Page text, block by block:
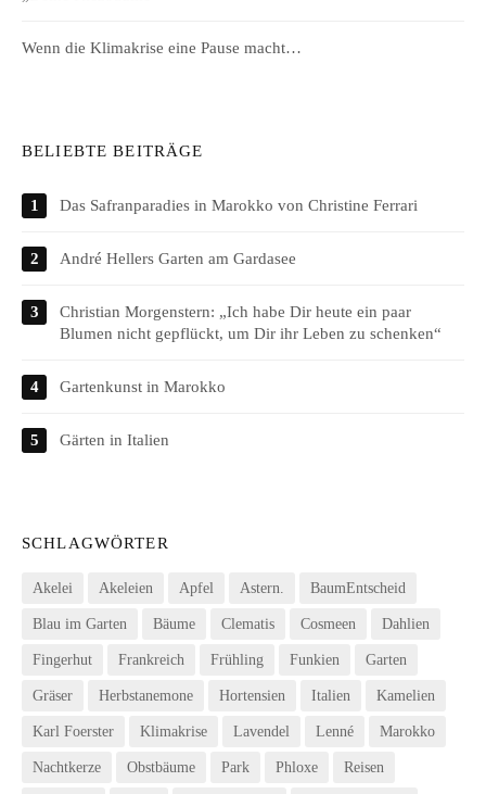
Wenn die Klimakrise eine Pause macht…
BELIEBTE BEITRÄGE
Das Safranparadies in Marokko von Christine Ferrari
André Hellers Garten am Gardasee
Christian Morgenstern: „Ich habe Dir heute ein paar
Blumen nicht gepflückt, um Dir ihr Leben zu schenken“
Gartenkunst in Marokko
Gärten in Italien
SCHLAGWÖRTER
Akelei Akeleien Apfel Astern. BaumEntscheid
Blau im Garten Bäume Clematis Cosmeen Dahlien
Fingerhut Frankreich Frühling Funkien Garten
Gräser Herbstanemone Hortensien Italien Kamelien
Karl Foerster Klimakrise Lavendel Lenné Marokko
Nachtkerze Obstbäume Park Phloxe Reisen